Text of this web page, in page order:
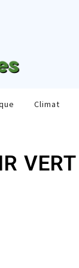
Climat
VERT